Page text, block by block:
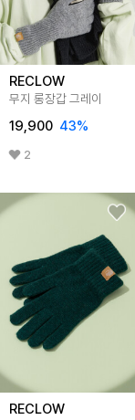
RECLOW
무지 롱장갑 그레이
19,900 43%
2
RECLOW